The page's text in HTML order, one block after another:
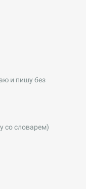
и пишу без
со словарем)